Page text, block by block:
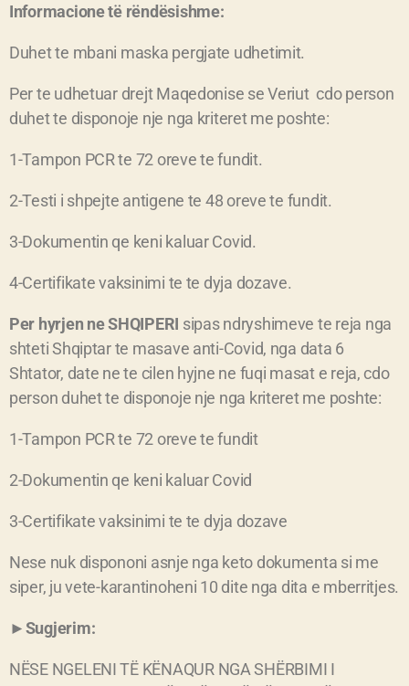
Informacione të rëndësishme:
Duhet te mbani maska pergjate udhetimit.
Per te udhetuar drejt Maqedonise se Veriut cdo person
duhet te disponoje nje nga kriteret me poshte:
1-Tampon PCR te 72 oreve te fundit.
2-Testi i shpejte antigene te 48 oreve te fundit.
3-Dokumentin qe keni kaluar Covid.
4-Certifikate vaksinimi te te dyja dozave.
Per hyrjen ne SHQIPERI sipas ndryshimeve te reja nga
shteti Shqiptar te masave anti-Covid, nga data 6
Shtator, date ne te cilen hyjne ne fuqi masat e reja, cdo
person duhet te disponoje nje nga kriteret me poshte:
1-Tampon PCR te 72 oreve te fundit
2-Dokumentin qe keni kaluar Covid
3-Certifikate vaksinimi te te dyja dozave
Nese nuk dispononi asnje nga keto dokumenta si me
siper, ju vete-karantinoheni 10 dite nga dita e mberritjes.
►Sugjerim:
NËSE NGELENI TË KËNAQUR NGA SHËRBIMI I